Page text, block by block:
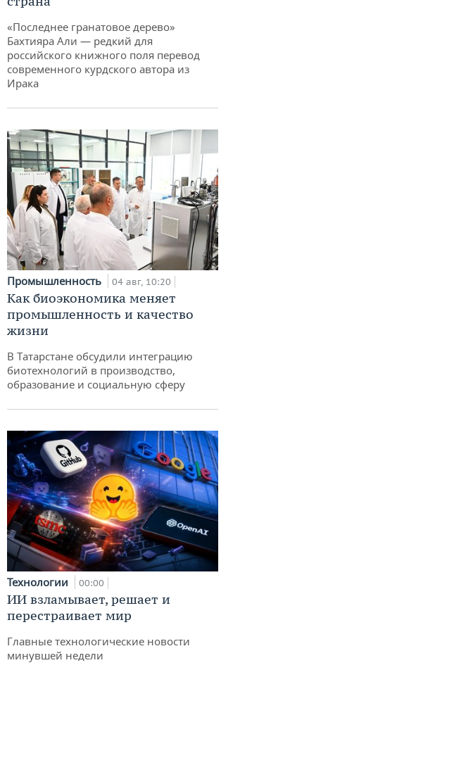
«Последнее гранатовое дерево»
Бахтияра Али — редкий для
российского книжного поля перевод
современного курдского автора из
Ирака
Промышленность 04 авг, 10:20
Как биоэкономика меняет
промышленность и качество
жизни
В Татарстане обсудили интеграцию
биотехнологий в производство,
образование и социальную сферу
Технологии 00:00
ИИ взламывает, решает и
перестраивает мир
Главные технологические новости
минувшей недели